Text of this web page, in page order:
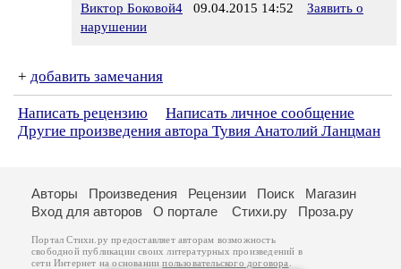
Виктор Боковой4 09.04.2015 14:52
Заявить о
нарушении
+ добавить замечания
Написать рецензию
Написать личное сообщение
Другие произведения автора Тувия Анатолий Ланцман
Авторы Произведения Рецензии Поиск
Магазин
Вход для авторов
О портале Стихи.ру Проза.ру
Портал Стихи.ру предоставляет авторам возможность
свободной публикации своих литературных произведений в
сети Интернет на основаниипользовательского договора